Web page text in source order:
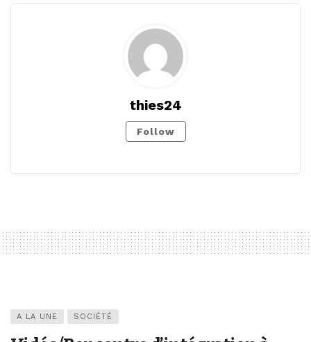
thies24
Follow
A LA UNE SOCIÉTÉ